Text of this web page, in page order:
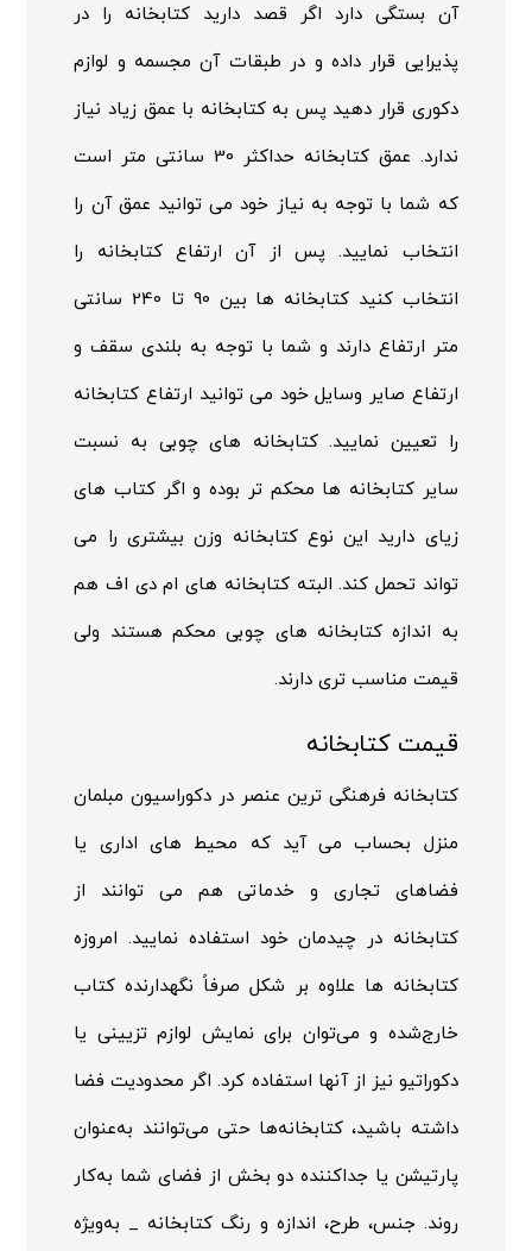
آن بستگی دارد اگر قصد دارید کتابخانه را در
پذیرایی قرار داده و در طبقات آن مجسمه و لوازم
دکوری قرار دهید پس به کتابخانه با عمق زیاد نیاز
ندارد. عمق کتابخانه حداکثر 30 سانتی متر است
که شما با توجه به نیاز خود می توانید عمق آن را
انتخاب نمایید. پس از آن ارتفاع کتابخانه را
انتخاب کنید کتابخانه ها بین 90 تا 240 سانتی
متر ارتفاع دارند و شما با توجه به بلندی سقف و
ارتفاع صایر وسایل خود می توانید ارتفاع کتابخانه
را تعیین نمایید. کتابخانه های چوبی به نسبت
سایر کتابخانه ها محکم تر بوده و اگر کتاب های
زیای دارید این نوع کتابخانه وزن بیشتری را می
تواند تحمل کند. البته کتابخانه های ام دی اف هم
به اندازه کتابخانه های چوبی محکم هستند ولی
قیمت مناسب تری دارند.
قیمت کتابخانه
کتابخانه فرهنگی ترین عنصر در دکوراسیون مبلمان
منزل بحساب می آید که محیط های اداری یا
فضاهای تجاری و خدماتی هم می توانند از
کتابخانه در چیدمان خود استفاده نمایید. امروزه
کتابخانه ها علاوه بر شکل صرفاً نگهدارنده کتاب
خارج‌شده و می‌توان برای نمایش لوازم تزیینی یا
دکوراتیو نیز از آنها استفاده کرد. اگر محدودیت فضا
داشته باشید، کتابخانه‌ها حتی می‌توانند به‌عنوان
پارتیشن یا جداکننده دو بخش از فضای شما به‌کار
روند. جنس، طرح، اندازه و رنگ کتابخانه _ به‌ویژه